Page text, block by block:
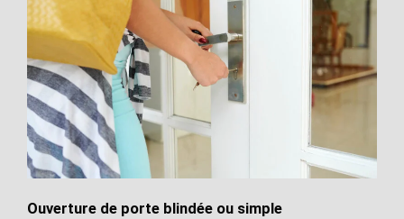
Ouverture de porte blindée ou simple